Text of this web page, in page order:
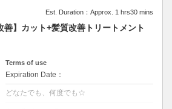
Est. Duration：Approx. 1 hrs30 mins
善】カット+髪質改善トリートメント
Terms of use
Expiration Date：
どなたでも、何度でも☆